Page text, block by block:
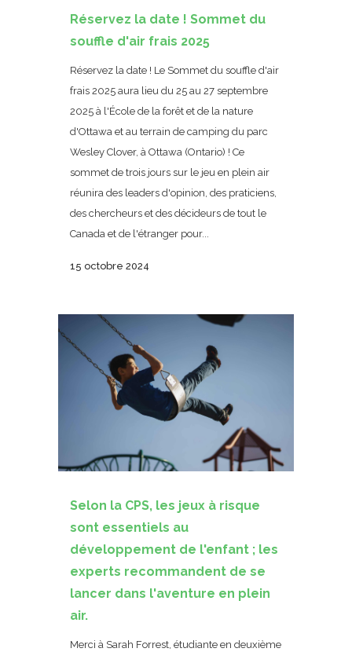
Réservez la date ! Sommet du
souffle d'air frais 2025
Réservez la date ! Le Sommet du souffle d'air
frais 2025 aura lieu du 25 au 27 septembre
2025 à l'École de la forêt et de la nature
d'Ottawa et au terrain de camping du parc
Wesley Clover, à Ottawa (Ontario) ! Ce
sommet de trois jours sur le jeu en plein air
réunira des leaders d'opinion, des praticiens,
des chercheurs et des décideurs de tout le
Canada et de l'étranger pour...
15 octobre 2024
Selon la CPS, les jeux à risque
sont essentiels au
développement de l'enfant ; les
experts recommandent de se
lancer dans l'aventure en plein
air.
Merci à Sarah Forrest, étudiante en deuxième